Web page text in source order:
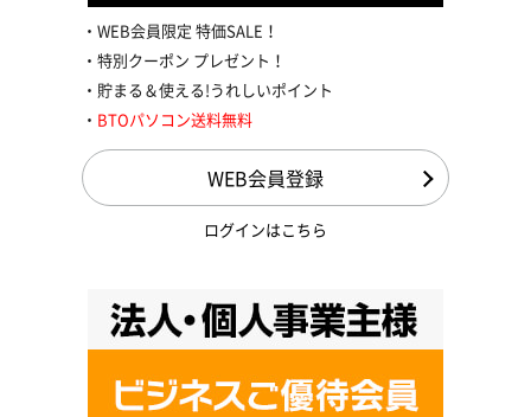
WEB会員限定 特価SALE！
特別クーポン プレゼント！
貯まる＆使える!うれしいポイント
BTOパソコン送料無料
WEB会員登録
ログインはこちら